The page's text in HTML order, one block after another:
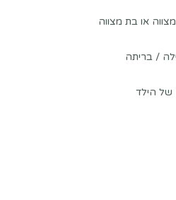
או בת מצווה
/ בריתה
הילד